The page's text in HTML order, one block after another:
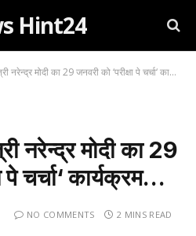
Hint24
मोदी का 29 जनवरी को ‘परीक्षा पे चर्चा‘ कार्यक्रम…
नरेन्द्र मोदी का 29
पे चर्चा‘ कार्यक्रम…
NO COMMENTS 2 MINS READ